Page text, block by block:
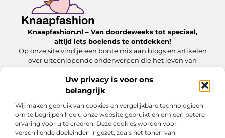
Uw privacy is voor ons
belangrijk
Wij maken gebruik van cookies en vergelijkbare technologieën
om te begrijpen hoe u onze website gebruikt en om een betere
ervaring voor u te creëren. Deze cookies worden voor
verschillende doeleinden ingezet, zoals het tonen van
Knaapfashion.nl – Van doordeweeks tot speciaal,
altijd iets boeiends te ontdekken!
Op onze site vind je een bonte mix aan blogs en artikelen
over uiteenlopende onderwerpen die het leven van
Onze informatie
Bericht categorie